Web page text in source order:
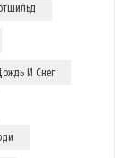
И Снег